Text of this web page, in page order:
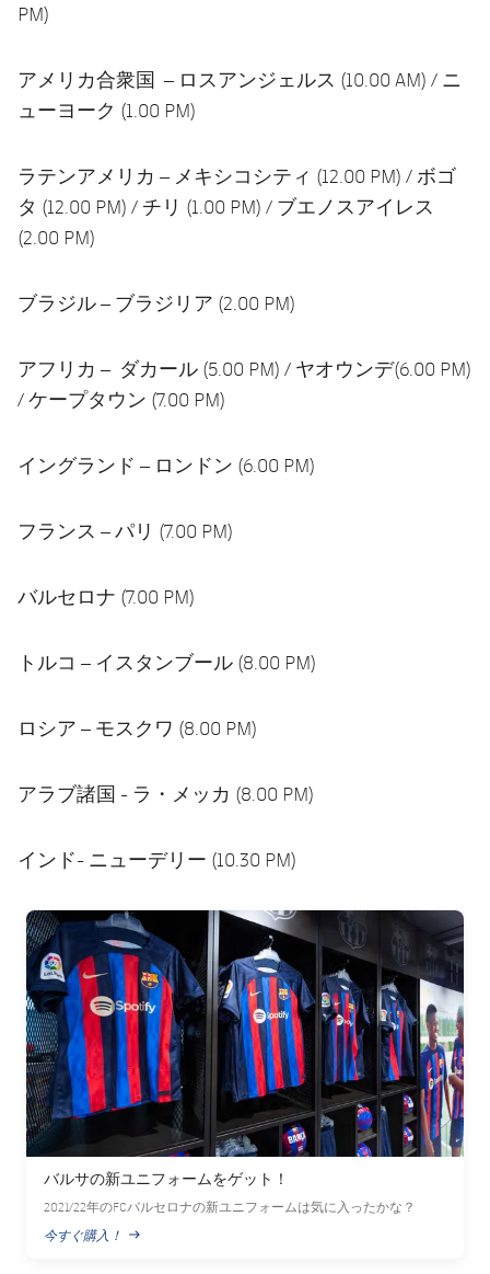
PM)
アメリカ合衆国 – ロスアンジェルス (10.00 AM) / ニ
ューヨーク (1.00 PM)
ラテンアメリカ – メキシコシティ (12.00 PM) / ボゴ
タ (12.00 PM) / チリ (1.00 PM) / ブエノスアイレス
(2.00 PM)
ブラジル – ブラジリア (2.00 PM)
アフリカ – ダカール (5.00 PM) / ヤオウンデ(6.00 PM)
/ ケープタウン (7.00 PM)
イングランド – ロンドン (6.00 PM)
フランス – パリ (7.00 PM)
バルセロナ (7.00 PM)
トルコ – イスタンブール (8.00 PM)
ロシア – モスクワ (8.00 PM)
アラブ諸国 - ラ・メッカ (8.00 PM)
インド- ニューデリー (10.30 PM)
FC Barcelona club badge
バルサの新ユニフォームをゲット！
2021/22年のFCバルセロナの新ユニフォームは気に入ったかな？
今すぐ購入！
PUBLISHED NEWS